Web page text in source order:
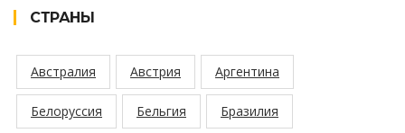
СТРАНЫ
Австралия Австрия Аргентина
Белоруссия Бельгия Бразилия